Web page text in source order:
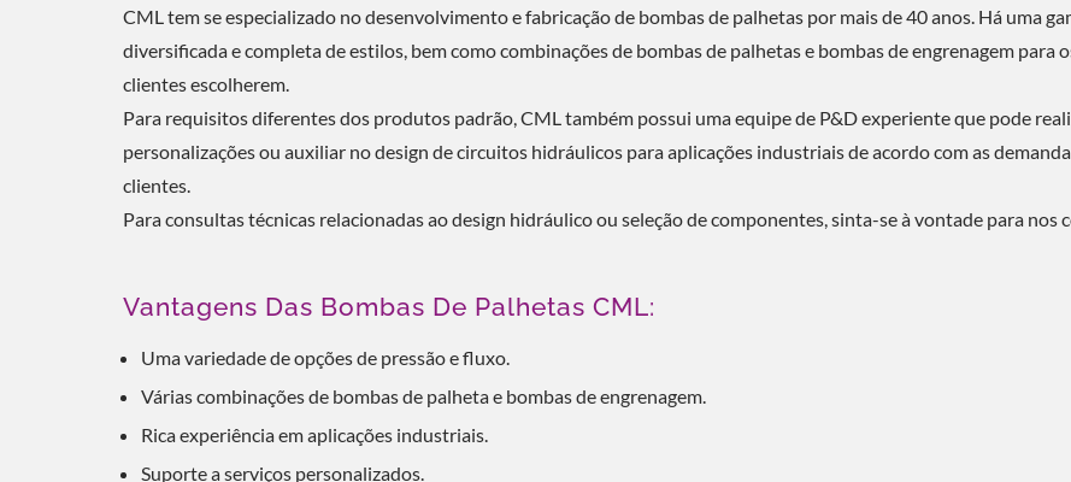
CML tem se especializado no desenvolvimento e fabricação de bombas de palhetas por mais de 40 anos. Há uma
diversificada e completa de estilos, bem como combinações de bombas de palhetas e bombas de engrenagem para
clientes escolherem.
Para requisitos diferentes dos produtos padrão, CML também possui uma equipe de P&D experiente que pode
personalizações ou auxiliar no design de circuitos hidráulicos para aplicações industriais de acordo com as
clientes.
Para consultas técnicas relacionadas ao design hidráulico ou seleção de componentes, sinta-se à vontade para nos
Vantagens Das Bombas De Palhetas CML:
Uma variedade de opções de pressão e fluxo.
Várias combinações de bombas de palheta e bombas de engrenagem.
Rica experiência em aplicações industriais.
Suporte a serviços personalizados.